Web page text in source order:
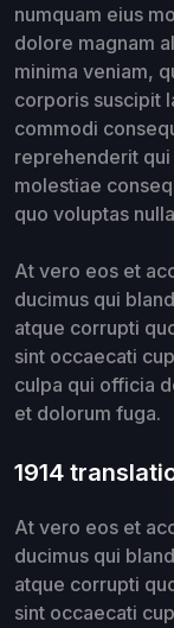
numquam eius
dolore magnam
minima veniam,
corporis suscipit
commodi
reprehenderit
molestiae
quo voluptas
At vero eos et
ducimus qui
atque corrupti
sint occaecati
culpa qui officia
et dolorum fuga.
1914
At vero eos et
ducimus qui
atque corrupti
sint occaecati